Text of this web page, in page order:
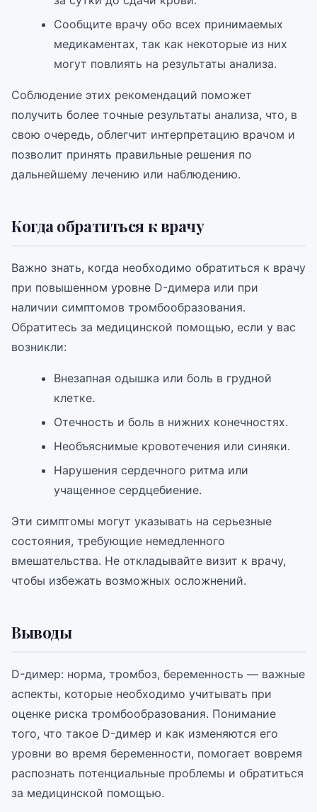
Сообщите врачу обо всех принимаемых
медикаментах, так как некоторые из них
могут повлиять на результаты анализа.
Соблюдение этих рекомендаций поможет
получить более точные результаты анализа, что, в
свою очередь, облегчит интерпретацию врачом и
позволит принять правильные решения по
дальнейшему лечению или наблюдению.
Когда обратиться к врачу
Важно знать, когда необходимо обратиться к врачу
при повышенном уровне D-димера или при
наличии симптомов тромбообразования.
Обратитесь за медицинской помощью, если у вас
возникли:
Внезапная одышка или боль в грудной
клетке.
Отечность и боль в нижних конечностях.
Необъяснимые кровотечения или синяки.
Нарушения сердечного ритма или
учащенное сердцебиение.
Эти симптомы могут указывать на серьезные
состояния, требующие немедленного
вмешательства. Не откладывайте визит к врачу,
чтобы избежать возможных осложнений.
Выводы
D-димер: норма, тромбоз, беременность — важные
аспекты, которые необходимо учитывать при
оценке риска тромбообразования. Понимание
того, что такое D-димер и как изменяются его
уровни во время беременности, помогает вовремя
распознать потенциальные проблемы и обратиться
за медицинской помощью.